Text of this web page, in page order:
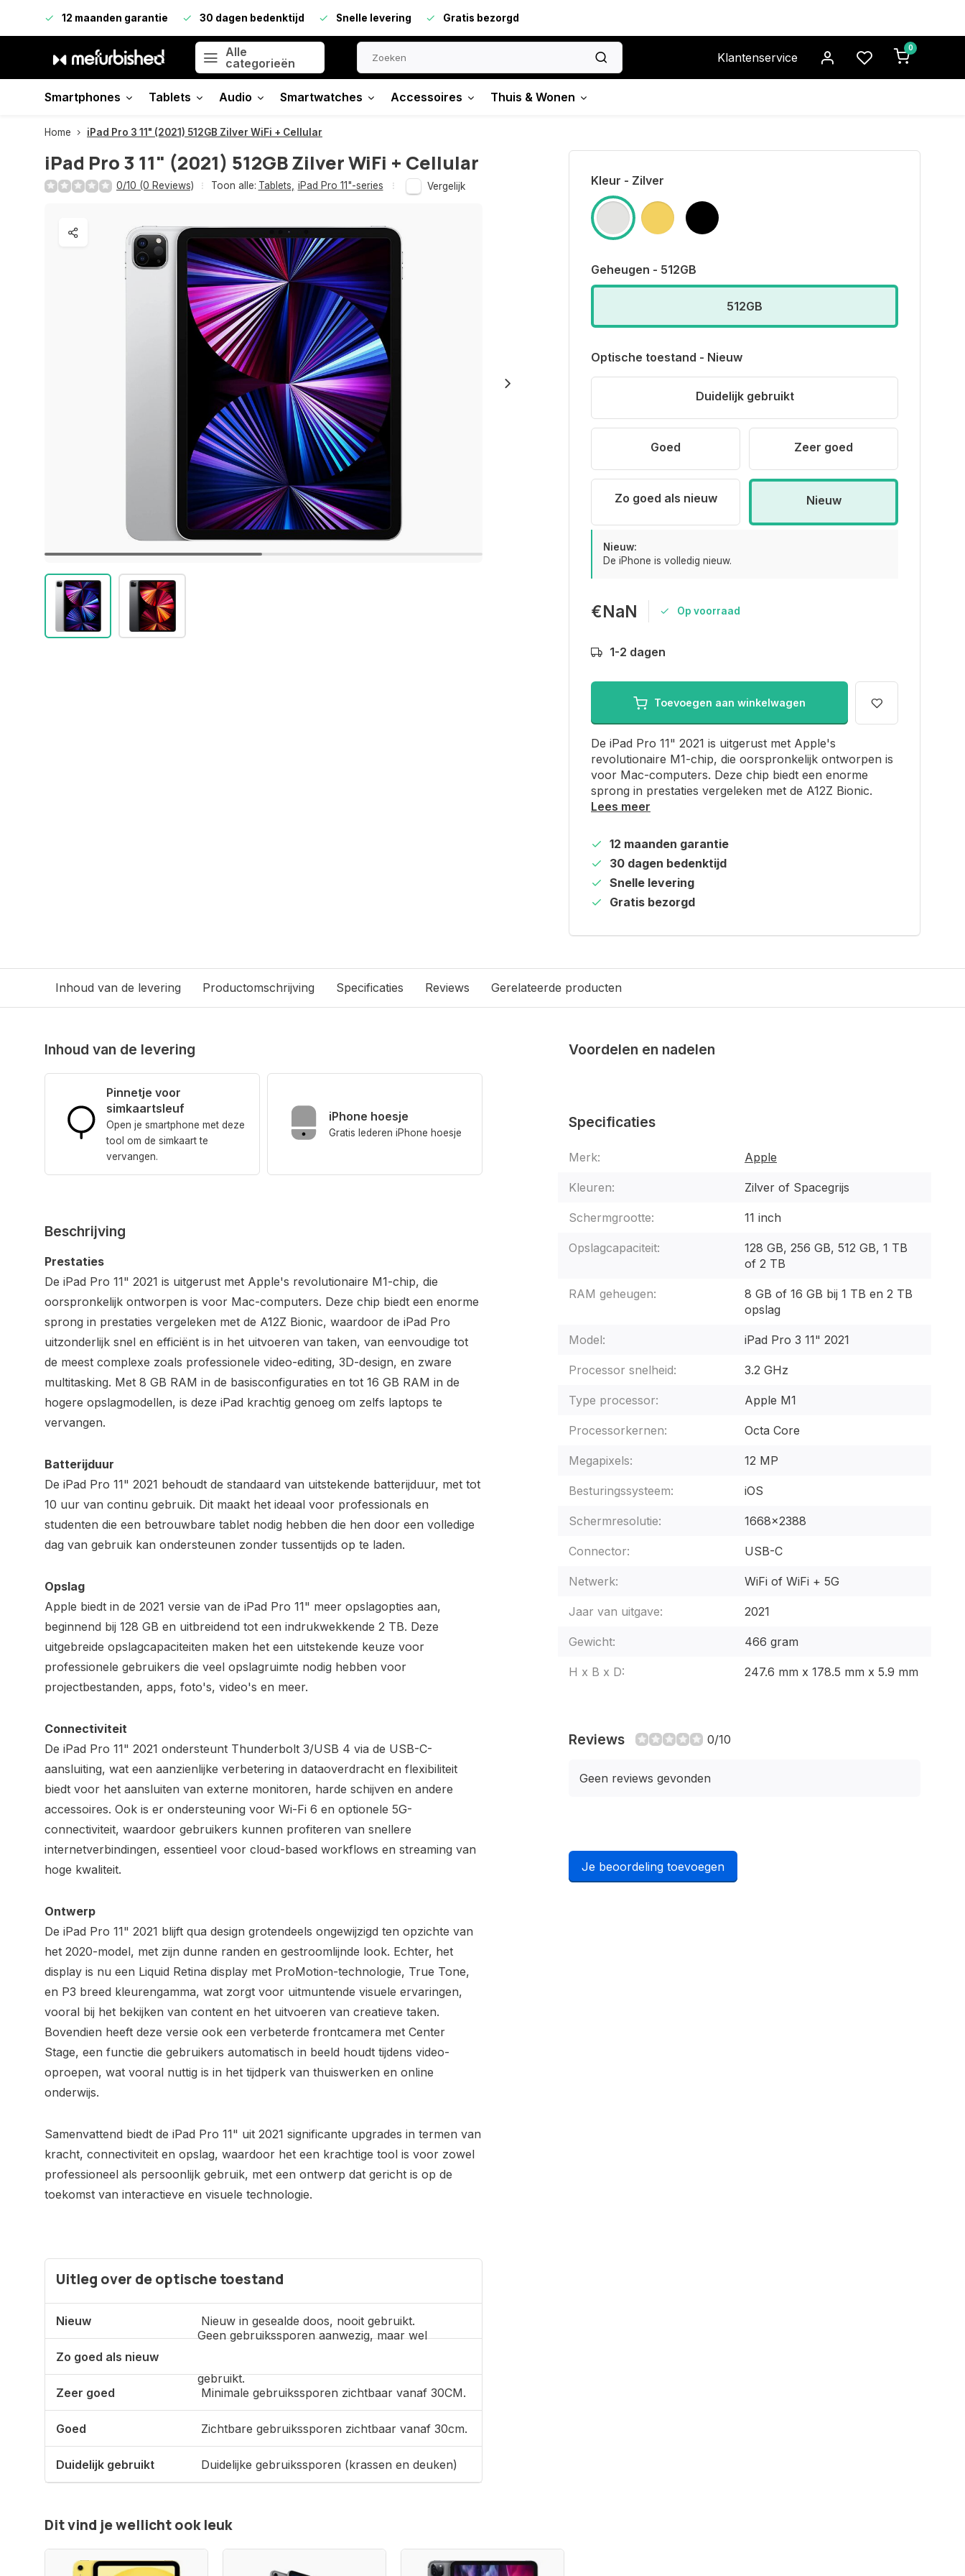
12 maanden garantie 30 dagen bedenktijd Snelle levering Gratis bezorgd
Alle
categorieën
Klantenservice
0
Smartphones Tablets Audio Smartwatches Accessoires Thuis & Wonen
Home iPad Pro 3 11" (2021) 512GB Zilver WiFi + Cellular
iPad Pro 3 11" (2021) 512GB Zilver WiFi + Cellular
0/10 (0 Reviews) Toon alle: Tablets iPad Pro 11"-series Vergelijk Kleur - Zilver
Geheugen - 512GB
512GB
Optische toestand - Nieuw
Duidelijk gebruikt
Goed Zeer goed
Zo goed als nieuw Nieuw
Nieuw:
De iPhone is volledig nieuw.
€NaN Op voorraad
1-2 dagen
Toevoegen aan winkelwagen
De iPad Pro 11" 2021 is uitgerust met Apple's
revolutionaire M1-chip, die oorspronkelijk ontworpen is
voor Mac-computers. Deze chip biedt een enorme
sprong in prestaties vergeleken met de A12Z Bionic.
Lees meer
12 maanden garantie
30 dagen bedenktijd
Snelle levering
Gratis bezorgd
Inhoud van de levering Productomschrijving Specificaties Reviews Gerelateerde producten
Inhoud van de levering
Pinnetje voor
simkaartsleuf
Open je smartphone met deze
tool om de simkaart te
vervangen.
iPhone hoesje
Gratis lederen iPhone hoesje
Beschrijving
Prestaties
De iPad Pro 11" 2021 is uitgerust met Apple's revolutionaire M1-chip, die
oorspronkelijk ontworpen is voor Mac-computers. Deze chip biedt een enorme
sprong in prestaties vergeleken met de A12Z Bionic, waardoor de iPad Pro
uitzonderlijk snel en efficiënt is in het uitvoeren van taken, van eenvoudige tot
de meest complexe zoals professionele video-editing, 3D-design, en zware
multitasking. Met 8 GB RAM in de basisconfiguraties en tot 16 GB RAM in de
hogere opslagmodellen, is deze iPad krachtig genoeg om zelfs laptops te
vervangen.
Batterijduur
De iPad Pro 11" 2021 behoudt de standaard van uitstekende batterijduur, met tot
10 uur van continu gebruik. Dit maakt het ideaal voor professionals en
studenten die een betrouwbare tablet nodig hebben die hen door een volledige
dag van gebruik kan ondersteunen zonder tussentijds op te laden.
Opslag
Apple biedt in de 2021 versie van de iPad Pro 11" meer opslagopties aan,
beginnend bij 128 GB en uitbreidend tot een indrukwekkende 2 TB. Deze
uitgebreide opslagcapaciteiten maken het een uitstekende keuze voor
professionele gebruikers die veel opslagruimte nodig hebben voor
projectbestanden, apps, foto's, video's en meer.
Connectiviteit
De iPad Pro 11" 2021 ondersteunt Thunderbolt 3/USB 4 via de USB-C-
aansluiting, wat een aanzienlijke verbetering in dataoverdracht en flexibiliteit
biedt voor het aansluiten van externe monitoren, harde schijven en andere
accessoires. Ook is er ondersteuning voor Wi-Fi 6 en optionele 5G-
connectiviteit, waardoor gebruikers kunnen profiteren van snellere
internetverbindingen, essentieel voor cloud-based workflows en streaming van
hoge kwaliteit.
Ontwerp
De iPad Pro 11" 2021 blijft qua design grotendeels ongewijzigd ten opzichte van
het 2020-model, met zijn dunne randen en gestroomlijnde look. Echter, het
display is nu een Liquid Retina display met ProMotion-technologie, True Tone,
en P3 breed kleurengamma, wat zorgt voor uitmuntende visuele ervaringen,
vooral bij het bekijken van content en het uitvoeren van creatieve taken.
Bovendien heeft deze versie ook een verbeterde frontcamera met Center
Stage, een functie die gebruikers automatisch in beeld houdt tijdens video-
oproepen, wat vooral nuttig is in het tijdperk van thuiswerken en online
onderwijs.
Samenvattend biedt de iPad Pro 11" uit 2021 significante upgrades in termen van
kracht, connectiviteit en opslag, waardoor het een krachtige tool is voor zowel
professioneel als persoonlijk gebruik, met een ontwerp dat gericht is op de
toekomst van interactieve en visuele technologie.
Uitleg over de optische toestand
Nieuw Nieuw in gesealde doos, nooit gebruikt.
Zo goed als nieuw
Geen gebruikssporen aanwezig, maar wel
gebruikt.
Zeer goed
Minimale gebruikssporen zichtbaar vanaf 30CM.
Goed Zichtbare gebruikssporen zichtbaar vanaf 30cm.
Duidelijk gebruikt Duidelijke gebruikssporen (krassen en deuken)
Voordelen en nadelen
Specificaties
Merk: Apple
Kleuren: Zilver of Spacegrijs
Schermgrootte: 11 inch
Opslagcapaciteit:
128 GB, 256 GB, 512 GB, 1 TB
of 2 TB
RAM geheugen:
8 GB of 16 GB bij 1 TB en 2 TB
opslag
Model: iPad Pro 3 11" 2021
Processor snelheid: 3.2 GHz
Type processor: Apple M1
Processorkernen: Octa Core
Megapixels: 12 MP
Besturingssysteem: iOS
Schermresolutie: 1668x2388
Connector: USB-C
Netwerk: WiFi of WiFi + 5G
Jaar van uitgave: 2021
Gewicht: 466 gram
H x B x D: 247.6 mm x 178.5 mm x 5.9 mm
Reviews 0/10
Geen reviews gevonden
Je beoordeling toevoegen
Dit vind je wellicht ook leuk